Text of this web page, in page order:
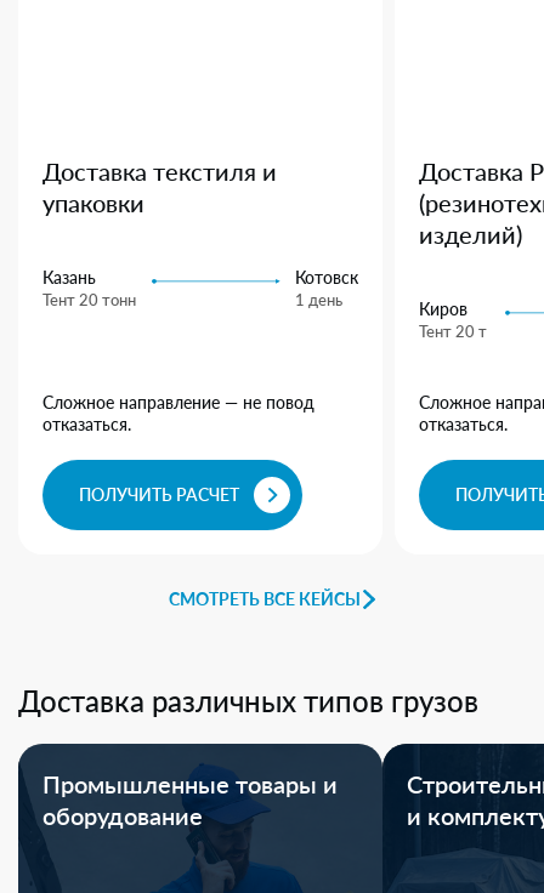
СМОТРЕТЬ ВСЕ КЕЙСЫ
Доставка текстиля и
упаковки
Казань
Тент 20 тонн
Котовск
1 день
Сложное направление — не повод
отказаться.
ПОЛУЧИТЬ РАСЧЕТ
Доставка
изделий)
Киров
Тент 20 т
Сложное
отказаться.
Доставка различных типов грузов
Промышленные товары и
оборудование
и